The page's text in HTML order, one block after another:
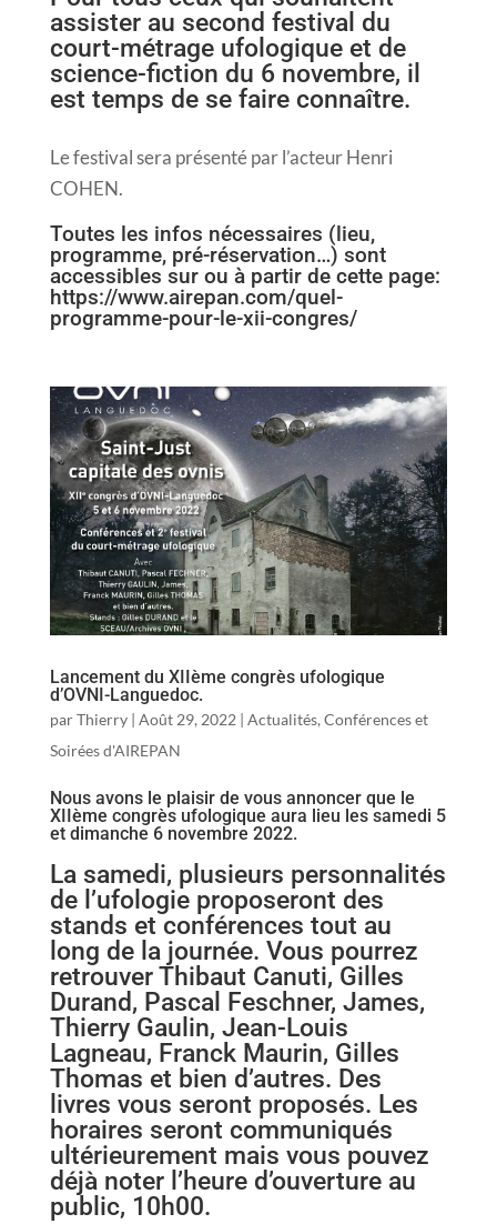
assister au second festival du
court-métrage ufologique et de
science-fiction du 6 novembre, il
est temps de se faire connaître.
Le festival sera présenté par l’acteur Henri
COHEN.
Toutes les infos nécessaires (lieu,
programme, pré-réservation…) sont
accessibles sur ou à partir de cette page:
https://www.airepan.com/quel-
programme-pour-le-xii-congres/
Lancement du XIIème congrès ufologique
d’OVNI-Languedoc.
parThierry| Août 29, 2022 | Actualités, Conférences et
Soirées d'AIREPAN
Nous avons le plaisir de vous annoncer que le
XIIème congrès ufologique aura lieu les samedi 5
et dimanche 6 novembre 2022.
La samedi, plusieurs personnalités
de l’ufologie proposeront des
stands et conférences tout au
long de la journée. Vous pourrez
retrouver Thibaut Canuti, Gilles
Durand, Pascal Feschner, James,
Thierry Gaulin, Jean-Louis
Lagneau, Franck Maurin, Gilles
Thomas et bien d’autres. Des
livres vous seront proposés. Les
horaires seront communiqués
ultérieurement mais vous pouvez
déjà noter l’heure d’ouverture au
public, 10h00.